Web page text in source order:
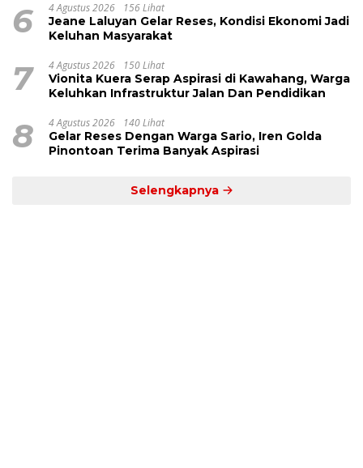
6 4 Agustus 2026 156 Lihat
Jeane Laluyan Gelar Reses, Kondisi Ekonomi Jadi
Keluhan Masyarakat
7 4 Agustus 2026 150 Lihat
Vionita Kuera Serap Aspirasi di Kawahang, Warga
Keluhkan Infrastruktur Jalan Dan Pendidikan
8 4 Agustus 2026 140 Lihat
Gelar Reses Dengan Warga Sario, Iren Golda
Pinontoan Terima Banyak Aspirasi
Selengkapnya